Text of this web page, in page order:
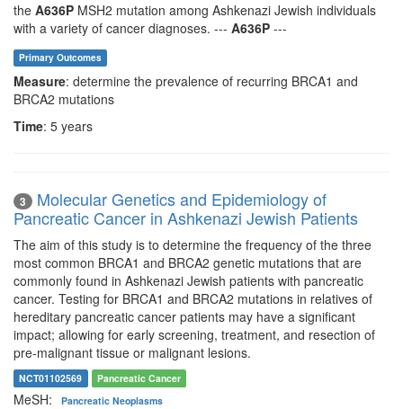
the A636P MSH2 mutation among Ashkenazi Jewish individuals
with a variety of cancer diagnoses. --- A636P ---
Primary Outcomes
Measure: determine the prevalence of recurring BRCA1 and
BRCA2 mutations
Time: 5 years
3
Molecular Genetics and Epidemiology of
Pancreatic Cancer in Ashkenazi Jewish Patients
The aim of this study is to determine the frequency of the three
most common BRCA1 and BRCA2 genetic mutations that are
commonly found in Ashkenazi Jewish patients with pancreatic
cancer. Testing for BRCA1 and BRCA2 mutations in relatives of
hereditary pancreatic cancer patients may have a significant
impact; allowing for early screening, treatment, and resection of
pre-malignant tissue or malignant lesions.
NCT01102569 Pancreatic Cancer
MeSH: Pancreatic Neoplasms